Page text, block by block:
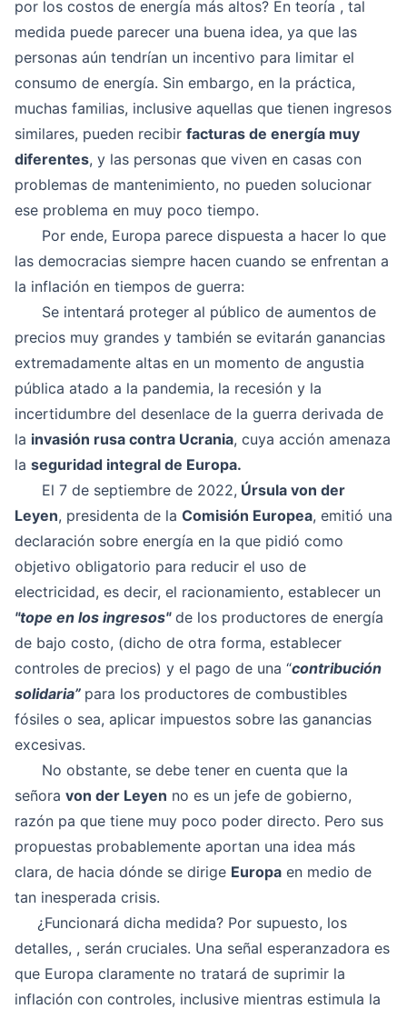
por los costos de energía más altos? En teoría , tal
medida puede parecer una buena idea, ya que las
personas aún tendrían un incentivo para limitar el
consumo de energía. Sin embargo, en la práctica,
muchas familias, inclusive aquellas que tienen ingresos
similares, pueden recibir facturas de energía muy
diferentes, y las personas que viven en casas con
problemas de mantenimiento, no pueden solucionar
ese problema en muy poco tiempo.
Por ende, Europa parece dispuesta a hacer lo que
las democracias siempre hacen cuando se enfrentan a
la inflación en tiempos de guerra:
Se intentará proteger al público de aumentos de
precios muy grandes y también se evitarán ganancias
extremadamente altas en un momento de angustia
pública atado a la pandemia, la recesión y la
incertidumbre del desenlace de la guerra derivada de
la invasión rusa contra Ucrania, cuya acción amenaza
la seguridad integral de Europa.
El 7 de septiembre de 2022, Úrsula von der
Leyen, presidenta de la Comisión Europea, emitió una
declaración sobre energía en la que pidió como
objetivo obligatorio para reducir el uso de
electricidad, es decir, el racionamiento, establecer un
"tope en los ingresos"de los productores de energía
de bajo costo, (dicho de otra forma, establecer
controles de precios) y el pago de una “contribución
solidaria” para los productores de combustibles
fósiles o sea, aplicar impuestos sobre las ganancias
excesivas.
No obstante, se debe tener en cuenta que la
señora von der Leyen no es un jefe de gobierno,
razón pa que tiene muy poco poder directo. Pero sus
propuestas probablemente aportan una idea más
clara, de hacia dónde se dirige Europa en medio de
tan inesperada crisis.
¿Funcionará dicha medida? Por supuesto, los
detalles, , serán cruciales. Una señal esperanzadora es
que Europa claramente no tratará de suprimir la
inflación con controles, inclusive mientras estimula la